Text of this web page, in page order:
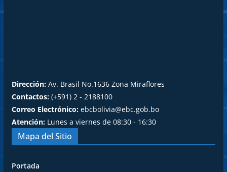
Dirección: Av. Brasil No.1636 Zona Miraflores
Contactos:(+591) 2 - 2188100
Correo Electrónico:ebcbolivia@ebc.gob.bo
Atención:Lunes a viernes de 08:30 - 16:30
Mapa del Sitio
Portada